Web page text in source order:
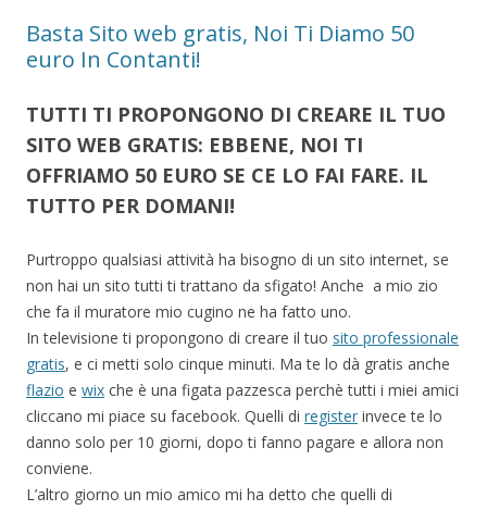
Basta Sito web gratis, Noi Ti Diamo 50
euro In Contanti!
TUTTI TI PROPONGONO DI CREARE IL TUO
SITO WEB GRATIS: EBBENE, NOI TI
OFFRIAMO 50 EURO SE CE LO FAI FARE. IL
TUTTO PER DOMANI!
Purtroppo qualsiasi attività ha bisogno di un sito internet, se
non hai un sito tutti ti trattano da sfigato! Anche a mio zio
che fa il muratore mio cugino ne ha fatto uno.
In televisione ti propongono di creare il tuo sito professionale
gratis, e ci metti solo cinque minuti. Ma te lo dà gratis anche
flazio e wix che è una figata pazzesca perchè tutti i miei amici
cliccano mi piace su facebook. Quelli di register invece te lo
danno solo per 10 giorni, dopo ti fanno pagare e allora non
conviene.
L’altro giorno un mio amico mi ha detto che quelli di